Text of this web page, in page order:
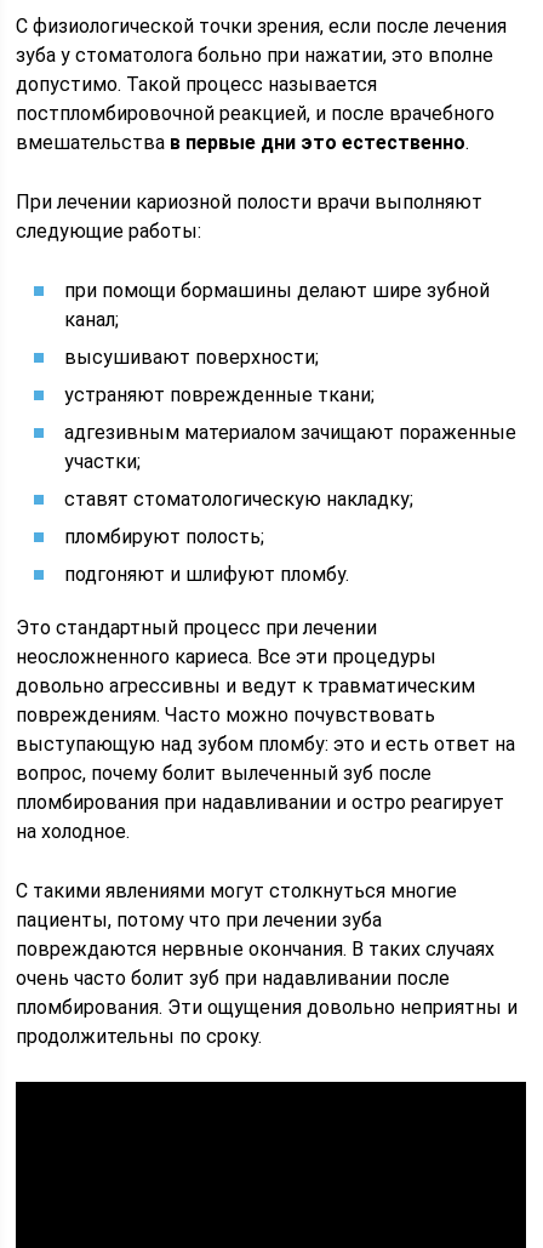
С физиологической точки зрения, если после лечения
зуба у стоматолога больно при нажатии, это вполне
допустимо. Такой процесс называется
постпломбировочной реакцией, и после врачебного
вмешательства в первые дни это естественно.
При лечении кариозной полости врачи выполняют
следующие работы:
при помощи бормашины делают шире зубной
канал;
высушивают поверхности;
устраняют поврежденные ткани;
адгезивным материалом зачищают пораженные
участки;
ставят стоматологическую накладку;
пломбируют полость;
подгоняют и шлифуют пломбу.
Это стандартный процесс при лечении
неосложненного кариеса. Все эти процедуры
довольно агрессивны и ведут к травматическим
повреждениям. Часто можно почувствовать
выступающую над зубом пломбу: это и есть ответ на
вопрос, почему болит вылеченный зуб после
пломбирования при надавливании и остро реагирует
на холодное.
С такими явлениями могут столкнуться многие
пациенты, потому что при лечении зуба
повреждаются нервные окончания. В таких случаях
очень часто болит зуб при надавливании после
пломбирования. Эти ощущения довольно неприятны и
продолжительны по сроку.